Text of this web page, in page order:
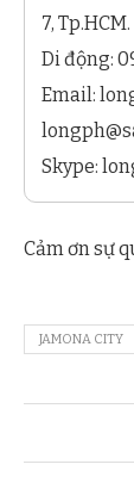
7, Tp.HCM. [
Di động:
Email:
Skype:
Cảm ơn sự
JAMONA CITY